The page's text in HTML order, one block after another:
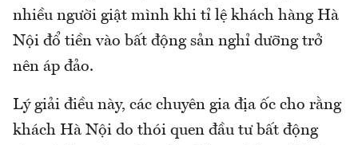
nhiều người giật mình khi tỉ lệ khách hàng Hà
Nội đổ tiền vào bất động sản nghỉ dưỡng trở
nên áp đảo.
Lý giải điều này, các chuyên gia địa ốc cho rằng
khách Hà Nội do thói quen đầu tư bất động